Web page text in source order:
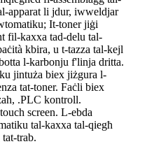
apparat li jdur, iwweldjar
It-toner jiġi
fil-kaxxa tad-delu tal-
kbira, u t-tazza tal-kejl
l-karbonju f'linja dritta.
jintuża biex jiżgura l-
tat-toner. Faċli biex
.PLC kontroll.
screen. L-ebda
tal-kaxxa tal-qiegħ
trab.